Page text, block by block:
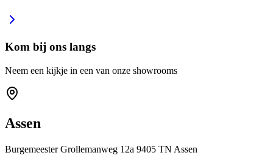
Kom bij ons langs
Neem een kijkje in een van onze showrooms
Assen
Burgemeester Grollemanweg 12a 9405 TN Assen